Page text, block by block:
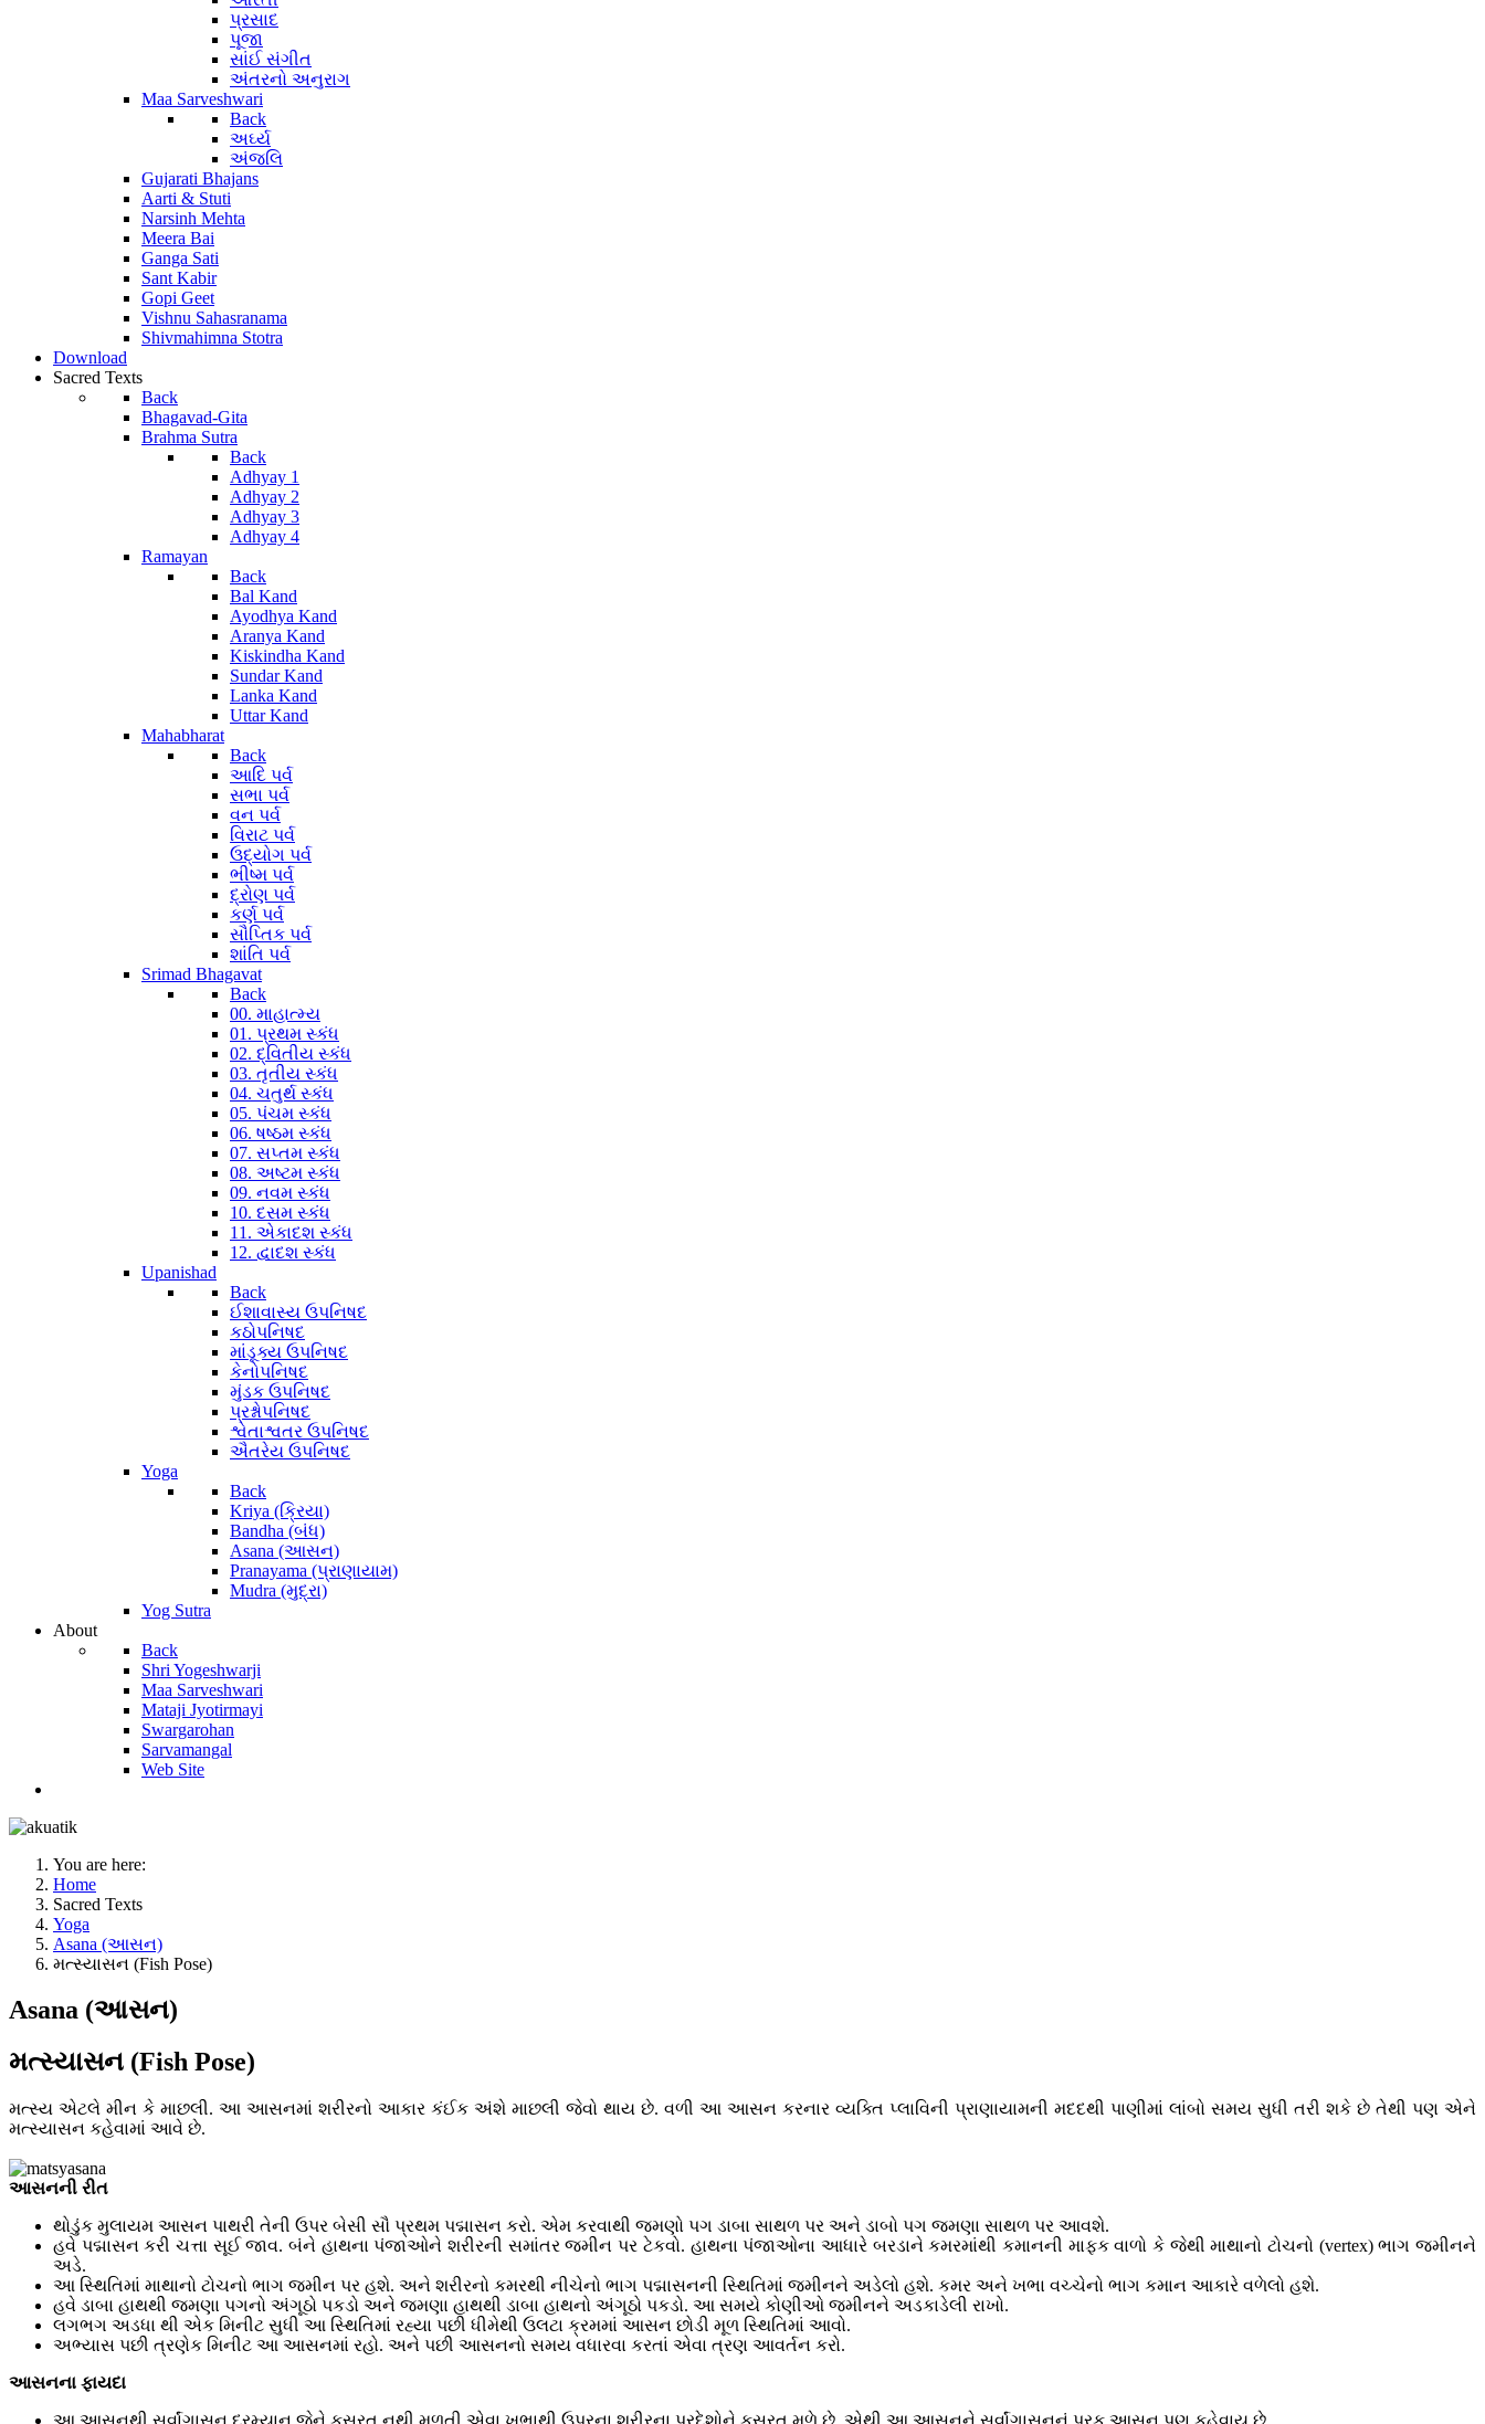
પ્રસાદ
પૂજા
સાંઈ સંગીત
અંતરનો અનુરાગ
Maa Sarveshwari
Back
અર્ઘ્ય
અંજલિ
Gujarati Bhajans
Aarti & Stuti
Narsinh Mehta
Meera Bai
Ganga Sati
Sant Kabir
Gopi Geet
Vishnu Sahasranama
Shivmahimna Stotra
Download
Sacred Texts
Back
Bhagavad-Gita
Brahma Sutra
Back
Adhyay 1
Adhyay 2
Adhyay 3
Adhyay 4
Ramayan
Back
Bal Kand
Ayodhya Kand
Aranya Kand
Kiskindha Kand
Sundar Kand
Lanka Kand
Uttar Kand
Mahabharat
Back
આદિ પર્વ
સભા પર્વ
વન પર્વ
વિરાટ પર્વ
ઉદ્યોગ પર્વ
ભીષ્મ પર્વ
દ્રોણ પર્વ
કર્ણ પર્વ
સૌપ્તિક પર્વ
શાંતિ પર્વ
Srimad Bhagavat
Back
00. માહાત્મ્ય
01. પ્રથમ સ્કંધ
02. દ્વિતીય સ્કંધ
03. તૃતીય સ્કંધ
04. ચતુર્થ સ્કંધ
05. પંચમ સ્કંધ
06. ષષ્ઠમ સ્કંધ
07. સપ્તમ સ્કંધ
08. અષ્ટમ સ્કંધ
09. નવમ સ્કંધ
10. દસમ સ્કંધ
11. એકાદશ સ્કંધ
12. દ્વાદશ સ્કંધ
Upanishad
Back
ઈશાવાસ્ય ઉપનિષદ
કઠોપનિષદ
માંડૂક્ય ઉપનિષદ
કેનોપનિષદ
મુંડક ઉપનિષદ
પ્રશ્નોપનિષદ
શ્વેતાશ્વતર ઉપનિષદ
ઐતરેય ઉપનિષદ
Yoga
Back
Kriya (ક્રિયા)
Bandha (બંધ)
Asana (આસન)
Pranayama (પ્રાણાયામ)
Mudra (મુદ્રા)
Yog Sutra
About
Back
Shri Yogeshwarji
Maa Sarveshwari
Mataji Jyotirmayi
Swargarohan
Sarvamangal
Web Site
You are here:
Home
Sacred Texts
Yoga
Asana (આસન)
મત્સ્યાસન (Fish Pose)
Asana (આસન)
મત્સ્યાસન (Fish Pose)
મત્સ્ય એટલે મીન કે માછલી. આ આસનમાં શરીરનો આકાર કંઈક અંશે માછલી જેવો થાય છે. વળી આ આસન કરનાર વ્યક્તિ પ્લાવિની પ્રાણાયામની મદદથી પાણીમાં લાંબો સમય સુધી તરી શકે છે તેથી પણ એને
મત્સ્યાસન કહેવામાં આવે છે.
આસનની રીત
થોડુંક મુલાયમ આસન પાથરી તેની ઉપર બેસી સૌ પ્રથમ પદ્માસન કરો. એમ કરવાથી જમણો પગ ડાબા સાથળ પર અને ડાબો પગ જમણા સાથળ પર આવશે.
હવે પદ્માસન કરી ચત્તા સૂઈ જાવ. બંને હાથના પંજાઓને શરીરની સમાંતર જમીન પર ટેકવો. હાથના પંજાઓના આધારે બરડાને કમરમાંથી કમાનની માફક વાળો કે જેથી માથાનો ટોચનો (vertex) ભાગ જમીનને
અડે.
આ સ્થિતિમાં માથાનો ટોચનો ભાગ જમીન પર હશે. અને શરીરનો કમરથી નીચેનો ભાગ પદ્માસનની સ્થિતિમાં જમીનને અડેલો હશે. કમર અને ખભા વચ્ચેનો ભાગ કમાન આકારે વળેલો હશે.
હવે ડાબા હાથથી જમણા પગનો અંગૂઠો પકડો અને જમણા હાથથી ડાબા હાથનો અંગૂઠો પકડો. આ સમયે કોણીઓ જમીનને અડકાડેલી રાખો.
લગભગ અડધા થી એક મિનીટ સુધી આ સ્થિતિમાં રહ્યા પછી ધીમેથી ઉલટા ક્રમમાં આસન છોડી મૂળ સ્થિતિમાં આવો.
અભ્યાસ પછી ત્રણેક મિનીટ આ આસનમાં રહો. અને પછી આસનનો સમય વધારવા કરતાં એવા ત્રણ આવર્તન કરો.
આસનના ફાયદા